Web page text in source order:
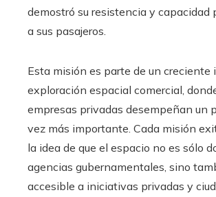
demostró su resistencia y capacidad
a sus pasajeros.
Esta misión es parte de un creciente
exploración espacial comercial,
empresas privadas desempeñan un
vez más importante. Cada misión
la idea de que el espacio no es sólo
agencias gubernamentales, sino
accesible a iniciativas privadas y